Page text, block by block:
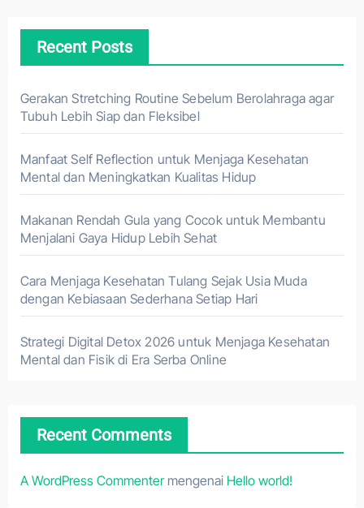
Recent Posts
Gerakan Stretching Routine Sebelum Berolahraga agar
Tubuh Lebih Siap dan Fleksibel
Manfaat Self Reflection untuk Menjaga Kesehatan
Mental dan Meningkatkan Kualitas Hidup
Makanan Rendah Gula yang Cocok untuk Membantu
Menjalani Gaya Hidup Lebih Sehat
Cara Menjaga Kesehatan Tulang Sejak Usia Muda
dengan Kebiasaan Sederhana Setiap Hari
Strategi Digital Detox 2026 untuk Menjaga Kesehatan
Mental dan Fisik di Era Serba Online
Recent Comments
A WordPress Commentermengenai Hello world!